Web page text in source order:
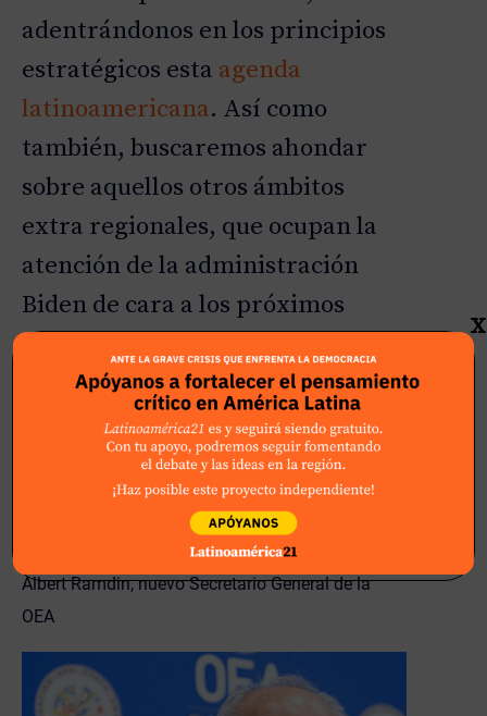
adentrándonos en los principios
estratégicos esta agenda
latinoamericana. Así como
también, buscaremos ahondar
sobre aquellos otros ámbitos
extra regionales, que ocupan la
atención de la administración
Biden de cara a los próximos
lo que ya hemos podido conocer
durante estos primeros meses
Otros episodios:
Albert Ramdin, nuevo Secretario General de la
OEA
X